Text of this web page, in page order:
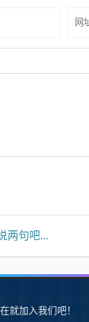
两句吧...
SW自学网
就加入我们吧！